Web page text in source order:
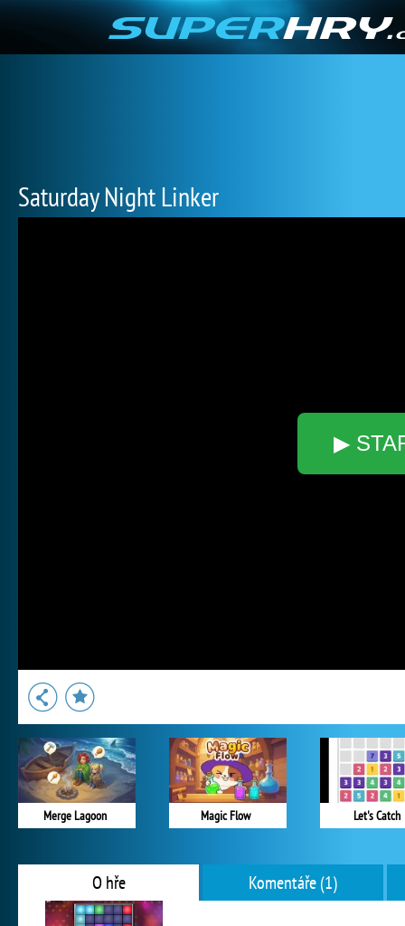
Saturday Night Linker
▶
Merge Lagoon Magic Flow Let's Catch
O hře Komentáře (1)